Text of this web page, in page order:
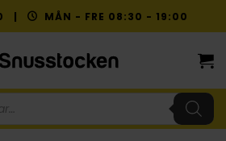
| MÅN - FRE 08:30 - 19:00